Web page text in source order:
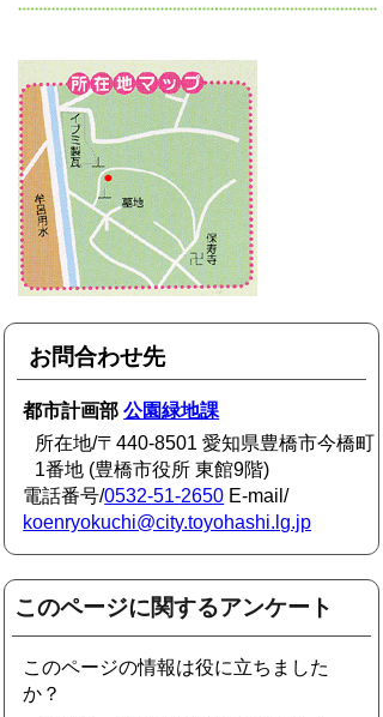
お問合わせ先
都市計画部公園緑地課
所在地/〒440-8501 愛知県豊橋市今橋町
1番地 (豊橋市役所 東館9階)
電話番号/0532-51-2650 E-mail/
koenryokuchi@city.toyohashi.lg.jp
このページに関するアンケート
このページの情報は役に立ちました
か？